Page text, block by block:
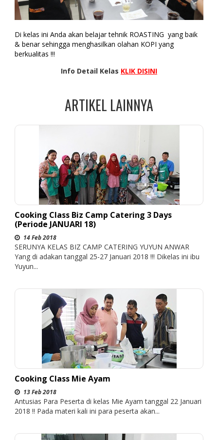
Di kelas ini Anda akan belajar tehnik ROASTING yang baik
& benar sehingga menghasilkan olahan KOPI yang
berkualitas !!!
Info Detail Kelas KLIK DISINI
ARTIKEL LAINNYA
Cooking Class Biz Camp Catering 3 Days
(Periode JANUARI 18)
14 Feb 2018
SERUNYA KELAS BIZ CAMP CATERING YUYUN ANWAR
Yang di adakan tanggal 25-27 Januari 2018 !!! Dikelas ini ibu
Yuyun...
Cooking Class Mie Ayam
13 Feb 2018
Antusias Para Peserta di kelas Mie Ayam tanggal 22 Januari
2018 !! Pada materi kali ini para peserta akan...